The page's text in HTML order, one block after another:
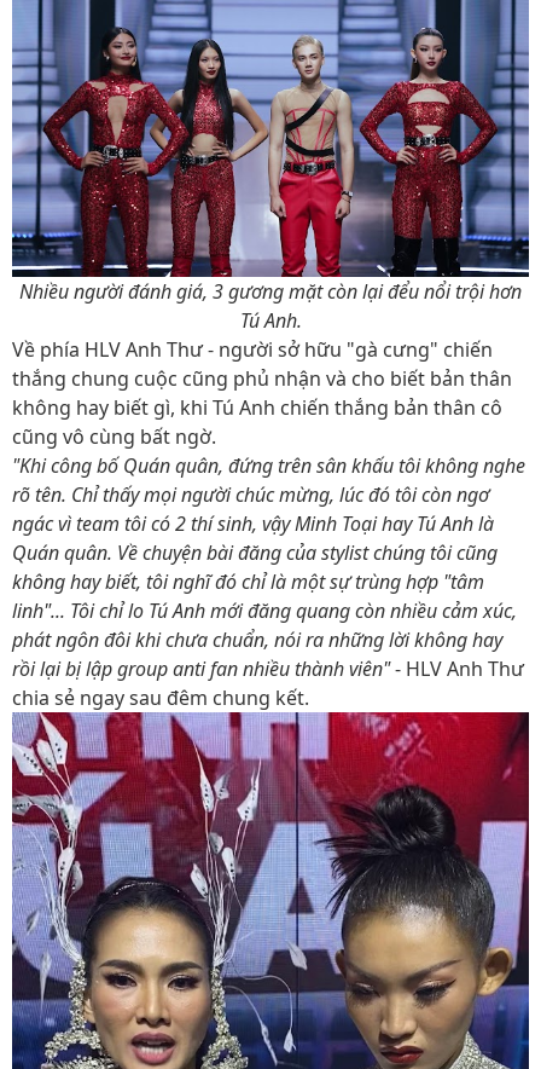
Nhiều người đánh giá, 3 gương mặt còn lại đểu nổi trội hơn
Tú Anh.
Về phía HLV Anh Thư - người sở hữu "gà cưng" chiến
thắng chung cuộc cũng phủ nhận và cho biết bản thân
không hay biết gì, khi Tú Anh chiến thắng bản thân cô
cũng vô cùng bất ngờ.
"Khi công bố Quán quân, đứng trên sân khấu tôi không nghe
rõ tên. Chỉ thấy mọi người chúc mừng, lúc đó tôi còn ngơ
ngác vì team tôi có 2 thí sinh, vậy Minh Toại hay Tú Anh là
Quán quân. Về chuyện bài đăng của stylist chúng tôi cũng
không hay biết, tôi nghĩ đó chỉ là một sự trùng hợp "tâm
linh"... Tôi chỉ lo Tú Anh mới đăng quang còn nhiều cảm xúc,
phát ngôn đôi khi chưa chuẩn, nói ra những lời không hay
rồi lại bị lập group anti fan nhiều thành viên"- HLV Anh Thư
chia sẻ ngay sau đêm chung kết.